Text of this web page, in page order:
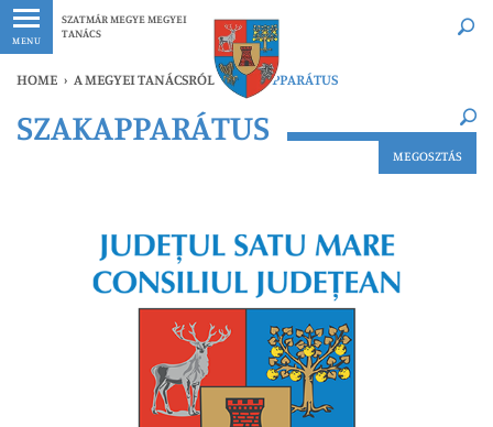
MENU
SZATMÁR MEGYE MEGYEI
TANÁCS
Legfrissebb Bármikor
HOME › A MEGYEI TANÁCSRÓL › SZAKAPPARÁTUS
Legfrissebb Bármikor ×
SZAKAPPARÁTUS
MEGOSZTÁS